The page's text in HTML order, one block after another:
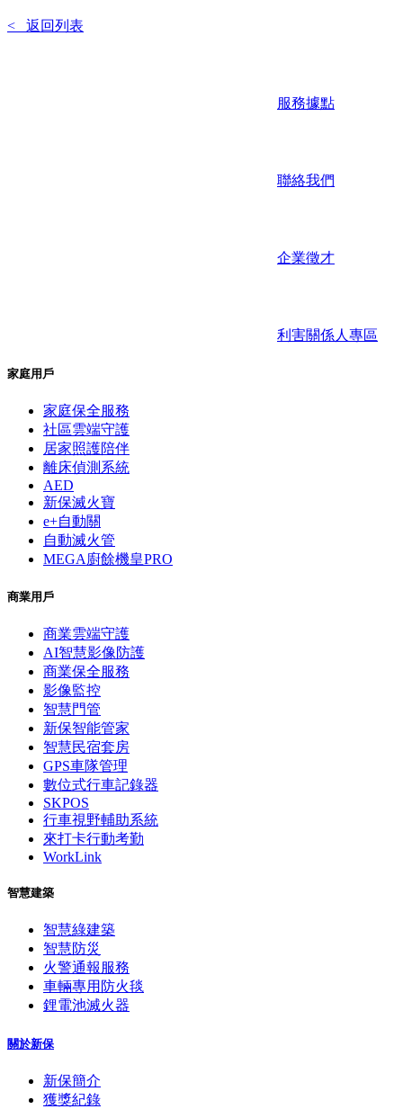
< 返回列表
服務據點
聯絡我們
企業徵才
利害關係人專區
家庭用戶
家庭保全服務
社區雲端守護
居家照護陪伴
離床偵測系統
AED
新保滅火寶
e+自動關
自動滅火管
MEGA廚餘機皇PRO
商業用戶
商業雲端守護
AI智慧影像防護
商業保全服務
影像監控
智慧門管
新保智能管家
智慧民宿套房
GPS車隊管理
數位式行車記錄器
SKPOS
行車視野輔助系統
來打卡行動考勤
WorkLink
智慧建築
智慧綠建築
智慧防災
火警通報服務
車輛專用防火毯
鋰電池滅火器
關於新保
新保簡介
獲獎紀錄